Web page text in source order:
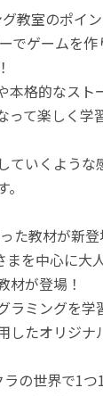
教室のポイン
でゲームを作
本格的なスト
って楽しく学
ていくような
た教材が新登
を中心に大
材が登場！
ラミングを学
したオリジナ
の世界で1